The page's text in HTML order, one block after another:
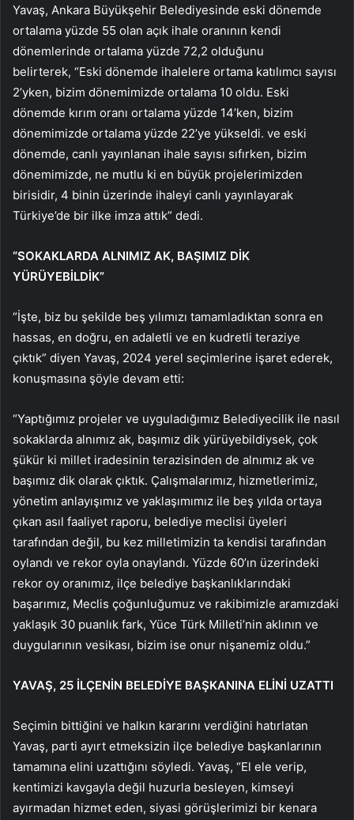
Yavaş, Ankara Büyükşehir Belediyesinde eski dönemde
ortalama yüzde 55 olan açık ihale oranının kendi
dönemlerinde ortalama yüzde 72,2 olduğunu
belirterek, “Eski dönemde ihalelere ortama katılımcı sayısı
2’yken, bizim dönemimizde ortalama 10 oldu. Eski
dönemde kırım oranı ortalama yüzde 14’ken, bizim
dönemimizde ortalama yüzde 22’ye yükseldi. ve eski
dönemde, canlı yayınlanan ihale sayısı sıfırken, bizim
dönemimizde, ne mutlu ki en büyük projelerimizden
birisidir, 4 binin üzerinde ihaleyi canlı yayınlayarak
Türkiye’de bir ilke imza attık” dedi.
“SOKAKLARDA ALNIMIZ AK, BAŞIMIZ DİK
YÜRÜYEBİLDİK”
“İşte, biz bu şekilde beş yılımızı tamamladıktan sonra en
hassas, en doğru, en adaletli ve en kudretli teraziye
çıktık” diyen Yavaş, 2024 yerel seçimlerine işaret ederek,
konuşmasına şöyle devam etti:
“Yaptığımız projeler ve uyguladığımız Belediyecilik ile nasıl
sokaklarda alnımız ak, başımız dik yürüyebildiysek, çok
şükür ki millet iradesinin terazisinden de alnımız ak ve
başımız dik olarak çıktık. Çalışmalarımız, hizmetlerimiz,
yönetim anlayışımız ve yaklaşımımız ile beş yılda ortaya
çıkan asıl faaliyet raporu, belediye meclisi üyeleri
tarafından değil, bu kez milletimizin ta kendisi tarafından
oylandı ve rekor oyla onaylandı. Yüzde 60’ın üzerindeki
rekor oy oranımız, ilçe belediye başkanlıklarındaki
başarımız, Meclis çoğunluğumuz ve rakibimizle aramızdaki
yaklaşık 30 puanlık fark, Yüce Türk Milleti’nin aklının ve
duygularının vesikası, bizim ise onur nişanemiz oldu.”
YAVAŞ, 25 İLÇENİN BELEDİYE BAŞKANINA ELİNİ UZATTI
Seçimin bittiğini ve halkın kararını verdiğini hatırlatan
Yavaş, parti ayırt etmeksizin ilçe belediye başkanlarının
tamamına elini uzattığını söyledi. Yavaş, “El ele verip,
kentimizi kavgayla değil huzurla besleyen, kimseyi
ayırmadan hizmet eden, siyasi görüşlerimizi bir kenara